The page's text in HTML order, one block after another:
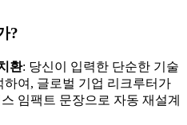
?
환: 당신이 입력한 단순한 기술
여, 글로벌 기업 리크루터가
임팩트 문장으로 자동 재설계